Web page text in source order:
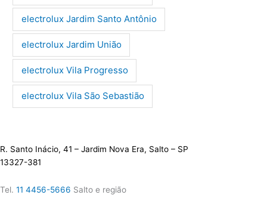
electrolux Jardim Santo Antônio
electrolux Jardim União
electrolux Vila Progresso
electrolux Vila São Sebastião
R. Santo Inácio, 41 – Jardim Nova Era, Salto – SP
13327-381
Tel. 11 4456-5666 Salto e região